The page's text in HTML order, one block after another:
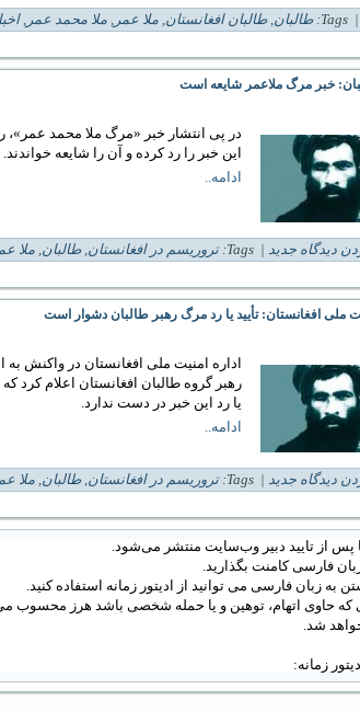
| Tags: طالبان,طالبان افغانستان, ملا عمر , ملا محمد عمر ,
خبر مرگ ملاعمر شایعه است
در پی انتشار خبر «مرگ ملا محمد عمر»،
اين خبر را رد کرده و آن را شايعه خواندند.
ادامه..
دیدگاه جدید | Tags: تروريسم در افغانستان,طالبان, ملا
ملی افغانستان: تأیید یا رد مرگ رهبر طالبان دشوار است
اداره امنیت ملی افغانستان در واکنش
رهبر گروه طالبان افغانستان اعلام کرد
یا رد این خبر در دست ندارد.
ادامه..
دیدگاه جدید | Tags: تروريسم در افغانستان,طالبان, ملا
از تایید دبیر وب‌سایت منتشر می‌شود.
فارسی کامنت بگذارید.
به زبان فارسی می توانید از ادیتور زمانه استفاده کنید.
که حاوی اتهام، توهین و یا حمله شخصی باشد هرز محسوب
شد.
زمانه: